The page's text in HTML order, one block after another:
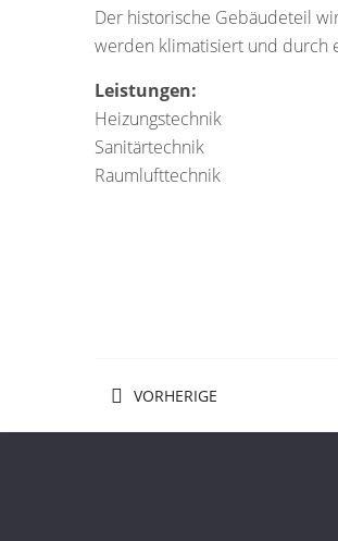
Der historische Gebäudeteil
werden klimatisiert und durch
Leistungen:
Heizungstechnik
Sanitärtechnik
Raumlufttechnik
VORHERIGE